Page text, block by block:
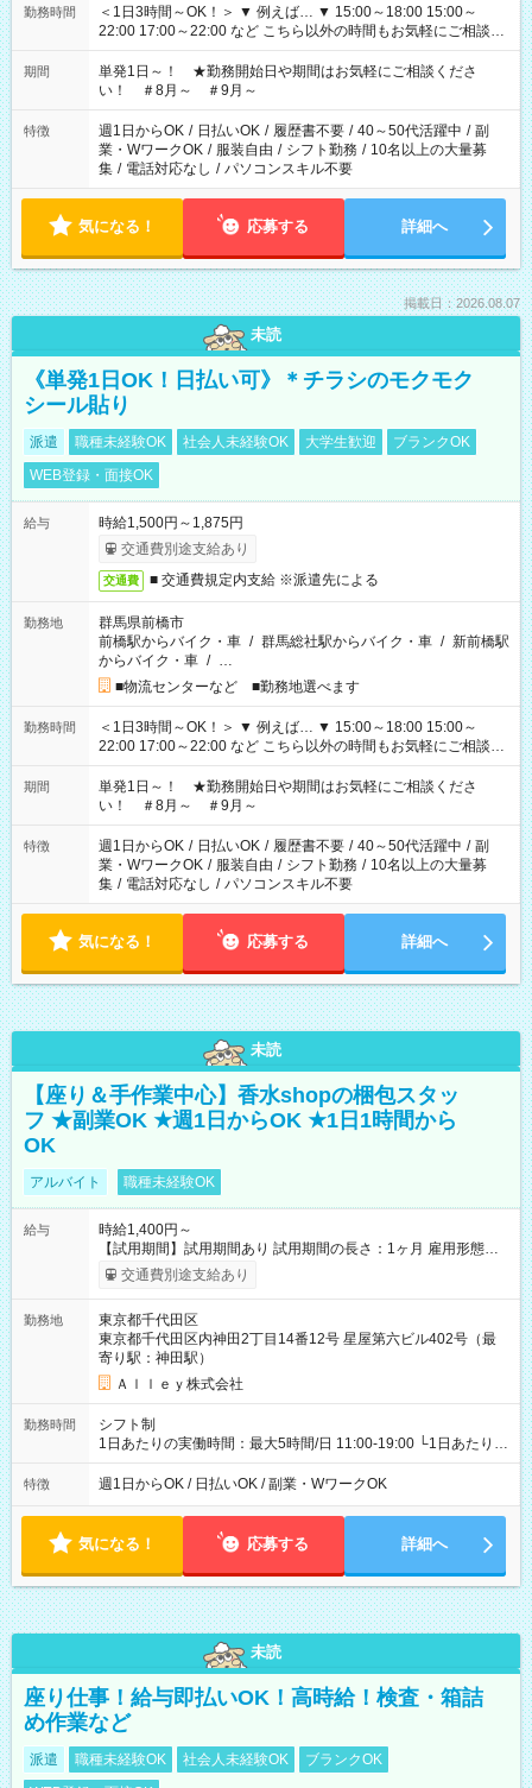
勤務時間
＜1日3時間～OK！＞ ▼ 例えば… ▼ 15:00～18:00 15:00～
22:00 17:00～22:00 など こちら以外の時間もお気軽にご相談く
ださい！
期間
単発1日～！ ★勤務開始日や期間はお気軽にご相談くださ
い！ ＃8月～ ＃9月～
特徴 週1日からOK / 日払いOK / 履歴書不要 / 40～50代活躍中 / 副
業・WワークOK / 服装自由 / シフト勤務 / 10名以上の大量募
集 / 電話対応なし / パソコンスキル不要
気になる！ 応募する 詳細へ
掲載日：2026.08.07
未読
《単発1日OK！日払い可》＊チラシのモクモク
シール貼り
派遣 職種未経験OK 社会人未経験OK 大学生歓迎
ブランクOK
WEB登録・面接OK
給与
時給1,500円～1,875円
交通費別途支給あり
交通費 ■ 交通費規定内支給 ※派遣先による
勤務地
群馬県前橋市
前橋駅からバイク・車 / 群馬総社駅からバイク・車 / 新前橋駅
からバイク・車 / …
■物流センターなど ■勤務地選べます
勤務時間
＜1日3時間～OK！＞ ▼ 例えば… ▼ 15:00～18:00 15:00～
22:00 17:00～22:00 など こちら以外の時間もお気軽にご相談く
ださい！
期間
単発1日～！ ★勤務開始日や期間はお気軽にご相談くださ
い！ ＃8月～ ＃9月～
特徴 週1日からOK / 日払いOK / 履歴書不要 / 40～50代活躍中 / 副
業・WワークOK / 服装自由 / シフト勤務 / 10名以上の大量募
集 / 電話対応なし / パソコンスキル不要
気になる！ 応募する 詳細へ
未読
【座り＆手作業中心】香水shopの梱包スタッ
フ ★副業OK ★週1日からOK ★1日1時間から
OK
アルバイト 職種未経験OK
給与
時給1,400円～
【試用期間】試用期間あり 試用期間の長さ：1ヶ月 雇用形態、
給与は本採用時と同じです。
交通費別途支給あり
勤務地
東京都千代田区
東京都千代田区内神田2丁目14番12号 星屋第六ビル402号（最
寄り駅：神田駅）
Ａｌｌｅｙ株式会社
勤務時間
シフト制
1日あたりの実働時間：最大5時間/日 11:00-19:00 └1日あたりの
実働時間：1-5時間 └上記の時間帯内であれば、いつでも勤務可
能！ └平日・土曜日の中で、お好きな曜日でご勤務いただけま
18:00 などのように、自由な働き方が可能なお仕事です！
特徴 週1日からOK / 日払いOK / 副業・WワークOK
気になる！ 応募する 詳細へ
未読
座り仕事！給与即払いOK！高時給！検査・箱詰
め作業など
派遣 職種未経験OK 社会人未経験OK
ブランクOK